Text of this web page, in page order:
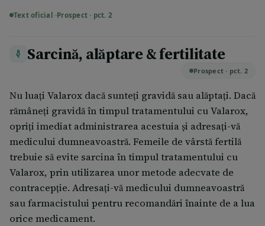
dumneavoastră.
în care glandele suprarenale secretă prea mult
hormon aldosteron. Dacă vă aflaţi în această
dacă aţi pierdut cantităţi mari de lichide
(deshidratare) determinate de diaree, vărsături sau
doze mari de medicamente (diuretice).
dacă luaţi oricare dintre următoarele medicamente
utilizate pentru tratarea tensiunii arteriale mari:
un inhibitor al ECA (de exemplu, enalapril,
lisinopril, ramipril), mai ales dacă aveţi probleme
ale rinichilor asociate diabetului zaharat.
aliskiren.
Text oficial ·Prospect · pct. 2
Sarcină, alăptare & fertilitate
Prospect · pct. 2
Nu luați Valarox dacă sunteți gravidă sau alăptați. Dacă
rămâneți gravidă în timpul tratamentului cu Valarox,
opriți imediat administrarea acestuia și adresați-vă
medicului dumneavoastră. Femeile de vârstă fertilă
trebuie să evite sarcina în timpul tratamentului cu
Valarox, prin utilizarea unor metode adecvate de
contracepție. Adresaţi-vă medicului dumneavoastră
sau farmacistului pentru recomandări înainte de a lua
orice medicament.